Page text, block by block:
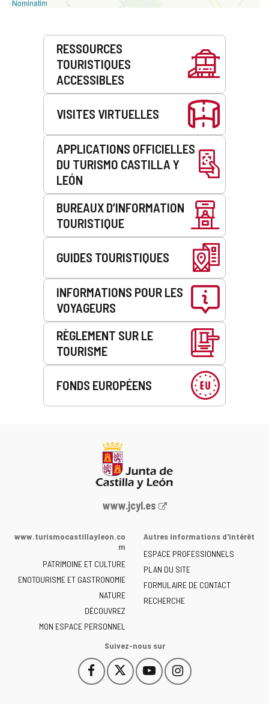
Nominatim
Prestations
RESSOURCES
TOURISTIQUES
ACCESSIBLES
VISITES VIRTUELLES
APPLICATIONS OFFICIELLES
DU TURISMO CASTILLA Y
LEÓN
BUREAUX D’INFORMATION
TOURISTIQUE
GUIDES TOURISTIQUES
INFORMATIONS POUR LES
VOYAGEURS
RÈGLEMENT SUR LE
TOURISME
FONDS EUROPÉENS
Portail
la
de
Castilla
y
León
-
www.jcyl.es
www.turismocastillayleon.co
m
PATRIMOINE ET CULTURE
ENOTOURISME ET GASTRONOMIE
NATURE
DÉCOUVREZ
MON ESPACE PERSONNEL
Autres informations d'intérêt
ESPACE PROFESSIONNELS
PLAN DU SITE
FORMULAIRE DE CONTACT
RECHERCHE
Suivez-nous sur
Facebook
Este
enlace
Este
enlace
YouTube
Este
enlace
Instagram
Este
enlace